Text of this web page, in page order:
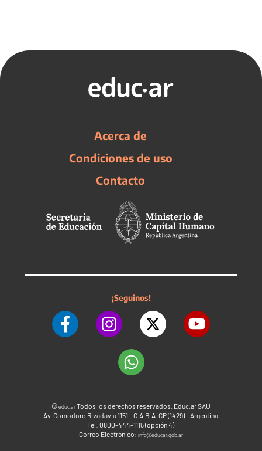
Acerca de
Condiciones de uso
Contacto
¡Seguinos!
©educ.arTodos los derechos reservados. Educ.ar SAU
Av. Comodoro Rivadavia 1151 - C.A.B.A. CP (1429) - Argentina
Tel: 0800-444-1115 (opción 4)
Correo Electrónico: info@educar.gob.ar